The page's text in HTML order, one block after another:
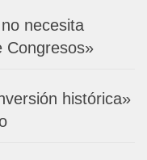
necesita
Congresos»
histórica»